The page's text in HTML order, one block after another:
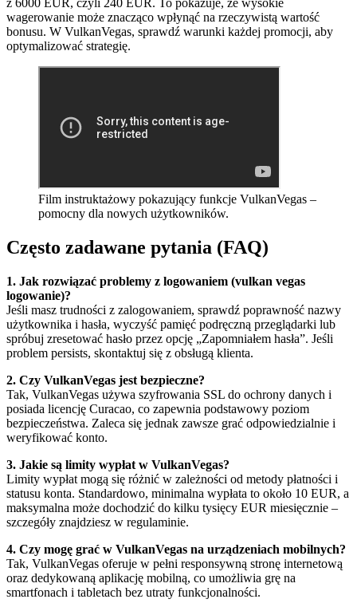
z 6000 EUR, czyli 240 EUR. To pokazuje, że wysokie
wagerowanie może znacząco wpłynąć na rzeczywistą wartość
bonusu. W VulkanVegas, sprawdź warunki każdej promocji, aby
optymalizować strategię.
Film instruktażowy pokazujący funkcje VulkanVegas –
pomocny dla nowych użytkowników.
Często zadawane pytania (FAQ)
1. Jak rozwiązać problemy z logowaniem (vulkan vegas
logowanie)?
Jeśli masz trudności z zalogowaniem, sprawdź poprawność nazwy
użytkownika i hasła, wyczyść pamięć podręczną przeglądarki lub
spróbuj zresetować hasło przez opcję „Zapomniałem hasła”. Jeśli
problem persists, skontaktuj się z obsługą klienta.
2. Czy VulkanVegas jest bezpieczne?
Tak, VulkanVegas używa szyfrowania SSL do ochrony danych i
posiada licencję Curacao, co zapewnia podstawowy poziom
bezpieczeństwa. Zaleca się jednak zawsze grać odpowiedzialnie i
weryfikować konto.
3. Jakie są limity wypłat w VulkanVegas?
Limity wypłat mogą się różnić w zależności od metody płatności i
statusu konta. Standardowo, minimalna wypłata to około 10 EUR, a
maksymalna może dochodzić do kilku tysięcy EUR miesięcznie –
szczegóły znajdziesz w regulaminie.
4. Czy mogę grać w VulkanVegas na urządzeniach mobilnych?
Tak, VulkanVegas oferuje w pełni responsywną stronę internetową
oraz dedykowaną aplikację mobilną, co umożliwia grę na
smartfonach i tabletach bez utraty funkcjonalności.